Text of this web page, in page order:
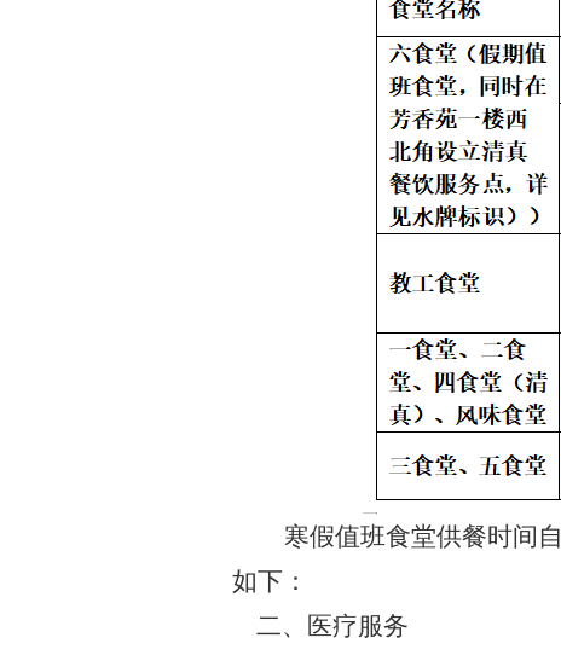
寒假值班食堂供餐时间自
如下 ：
二、医疗服务